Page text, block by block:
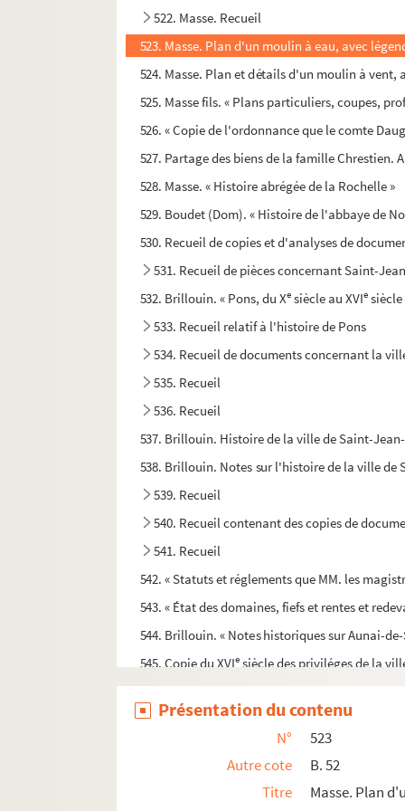
522. Masse. Recueil
523. Masse. Plan d'un moulin à eau, avec
524. Masse. Plan et détails d'un moulin à
525. Masse fils. « Plans particuliers, coupes,
526. « Copie de l'ordonnance que le comte
527. Partage des biens de la famille Chrestien.
528. Masse. « Histoire abrégée de la Rochelle »
529. Boudet (Dom). « Histoire de l'abbaye de
530. Recueil de copies et d'analyses de
531. Recueil de pièces concernant Saint-
532. Brillouin. « Pons, du Xe siècle au XVIe siècle
533. Recueil relatif à l'histoire de Pons
534. Recueil de documents concernant la
535. Recueil
536. Recueil
537. Brillouin. Histoire de la ville de Saint-
538. Brillouin. Notes sur l'histoire de la ville de
539. Recueil
540. Recueil contenant des copies de
541. Recueil
542. « Statuts et réglements que MM. les
543. « État des domaines, fiefs et rentes et
544. Brillouin. « Notes historiques sur Aunai-
545. Copie du XVIe siècle des priviléges de la
546. « Liber actuum capitularium monasterii
547. Recueil
549. Recueil de pièces imprimées et
550. Augustin Rayé. « Cahier où j'ay copié au
Présentation du contenu
N°
523
Autre cote
B. 52
Titre
Masse. Plan